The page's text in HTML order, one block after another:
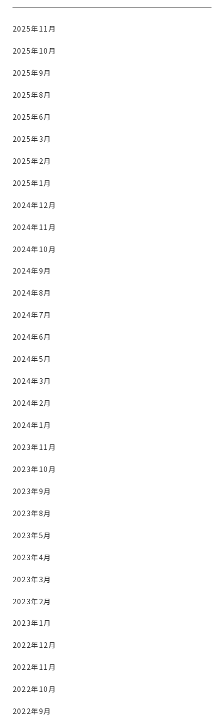
2025年11月
2025年10月
2025年9月
2025年8月
2025年6月
2025年3月
2025年2月
2025年1月
2024年12月
2024年11月
2024年10月
2024年9月
2024年8月
2024年7月
2024年6月
2024年5月
2024年3月
2024年2月
2024年1月
2023年11月
2023年10月
2023年9月
2023年8月
2023年5月
2023年4月
2023年3月
2023年2月
2023年1月
2022年12月
2022年11月
2022年10月
2022年9月